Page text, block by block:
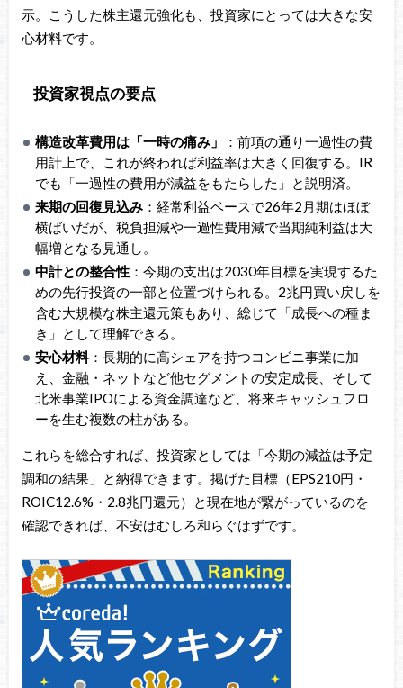
示。こうした株主還元強化も、投資家にとっては大きな安
心材料です。
投資家視点の要点
構造改革費用は「一時の痛み」
：前項の通り一過性の費
用計上で、これが終われば利益率は大きく回復する。IR
でも「一過性の費用が減益をもたらした」と説明済。
来期の回復見込み ：経常利益ベースで26年2月期はほぼ
横ばいだが、税負担減や一過性費用減で当期純利益は大
幅増となる見通し。
中計との整合性 ：今期の支出は2030年目標を実現するた
めの先行投資の一部と位置づけられる。2兆円買い戻しを
含む大規模な株主還元策もあり、総じて「成長への種ま
き」として理解できる。
安心材料：長期的に高シェアを持つコンビニ事業に加
え、金融・ネットなど他セグメントの安定成長、そして
北米事業IPOによる資金調達など、将来キャッシュフロ
ーを生む複数の柱がある。
これらを総合すれば、投資家としては「今期の減益は予定
調和の結果」と納得できます。掲げた目標（EPS210円・
ROIC12.6%・2.8兆円還元）と現在地が繋がっているのを
確認できれば、不安はむしろ和らぐはずです。